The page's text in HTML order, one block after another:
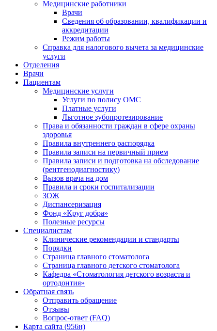
Медицинские работники
Врачи
Сведения об образовании, квалификации и
аккредитации
Режим работы
Справка для налогового вычета за медицинские
услуги
Отделения
Врачи
Пациентам
Медицинские услуги
Услуги по полису ОМС
Платные услуги
Льготное зубопротезирование
Права и обязанности граждан в сфере охраны
здоровья
Правила внутреннего распорядка
Правила записи на первичный прием
Правила записи и подготовка на обследование
(рентгенодиагностику)
Вызов врача на дом
Правила и сроки госпитализации
ЗОЖ
Диспансеризация
Фонд «Круг добра»
Полезные ресурсы
Специалистам
Клинические рекомендации и стандарты
Порядки
Страница главного стоматолога
Страница главного детского стоматолога
Кафедра «Стоматология детского возраста и
ортодонтия»
Обратная связь
Отправить обращение
Отзывы
Вопрос-ответ (FAQ)
Карта сайта (956н)